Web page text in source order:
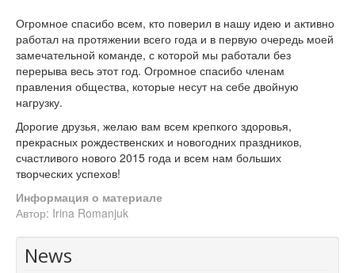
Огромное спасибо всем, кто поверил в нашу идею и активно
работал на протяжении всего года и в первую очередь моей
замечательной команде, с которой мы работали без
перерыва весь этот год. Огромное спасибо членам
правления общества, которые несут на себе двойную
нагрузку.
Дорогие друзья, желаю вам всем крепкого здоровья,
прекрасных рождественских и новогодних праздников,
счастливого нового 2015 года и всем нам больших
творческих успехов!
Информация о материале
Автор: Irina Romanjuk
News